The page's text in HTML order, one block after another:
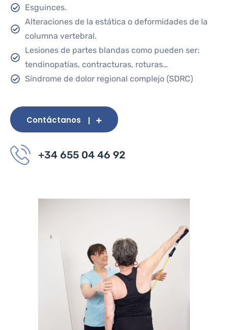
Esguinces.
Alteraciones de la estática o deformidades de la
columna vertebral.
Lesiones de partes blandas como pueden ser:
tendinopatías, contracturas, roturas…
Síndrome de dolor regional complejo (SDRC)
Contáctanos
+34 655 04 46 92